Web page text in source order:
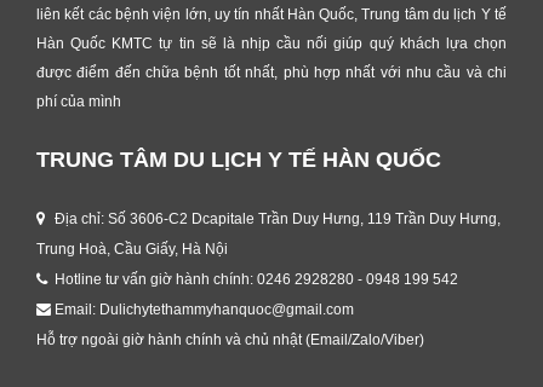
liên kết các bệnh viện lớn, uy tín nhất Hàn Quốc, Trung tâm du lịch Y tế
Hàn Quốc KMTC tự tin sẽ là nhịp cầu nối giúp quý khách lựa chọn
được điểm đến chữa bệnh tốt nhất, phù hợp nhất với nhu cầu và chi
phí của mình
TRUNG TÂM DU LỊCH Y TẾ HÀN QUỐC
Địa chỉ: Số 3606-C2 Dcapitale Trần Duy Hưng, 119 Trần Duy Hưng,
Trung Hoà, Cầu Giấy, Hà Nội
Hotline tư vấn giờ hành chính: 0246 2928280 - 0948 199 542
Email: Dulichytethammyhanquoc@gmail.com
Hỗ trợ ngoài giờ hành chính và chủ nhật (Email/Zalo/Viber)